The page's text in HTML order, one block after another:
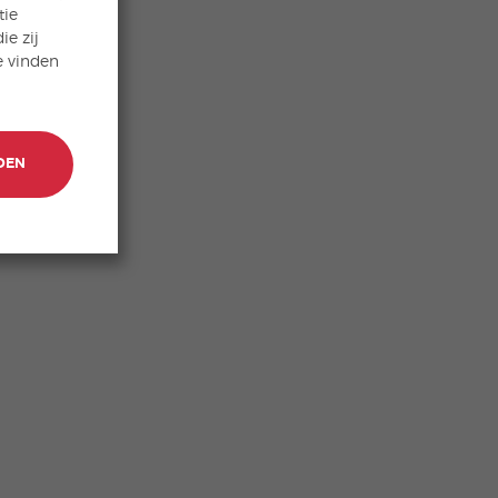
zij
vinden